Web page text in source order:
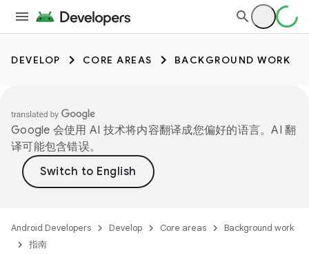
DEVELOP CORE AREAS BACKGROUND WORK
Google 会使用 AI 技术将内容翻译成您偏好的语言。AI 翻
译可能包含错误。
Android Developers Develop Core areas
Background work
指南